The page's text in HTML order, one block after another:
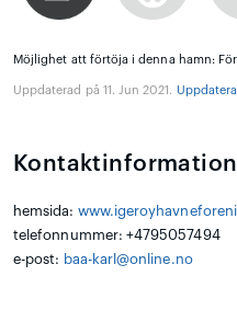
Möjlighet att förtöja i denna hamn:
Uppdaterad på 11. Jun 2021.
Kontaktinformation
hemsida:
telefonnummer: +4795057494
e-post: baa-karl@online.no